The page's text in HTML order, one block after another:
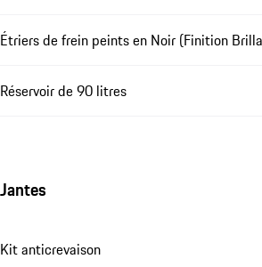
Étriers de frein peints en Noir (Finition
Réservoir de 90 litres
Jantes
Kit anticrevaison